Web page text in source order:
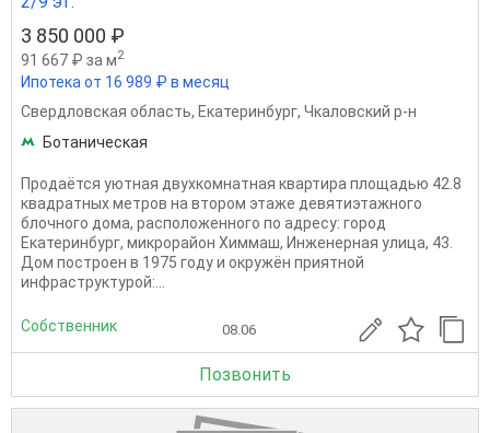
3 850 000 ₽
91 667 ₽ за м2
Ипотека от 16 989 ₽ в месяц
Свердловская область, Екатеринбург, Чкаловский р-н
Ботаническая
Продаётся уютная двухкомнатная квартира площадью 42.8
квадратных метров на втором этаже девятиэтажного
блочного дома, расположенного по адресу: город
Екатеринбург, микрорайон Химмаш, Инженерная улица, 43.
Дом построен в 1975 году и окружён приятной
инфраструктурой:...
Собственник 08.06
Позвонить